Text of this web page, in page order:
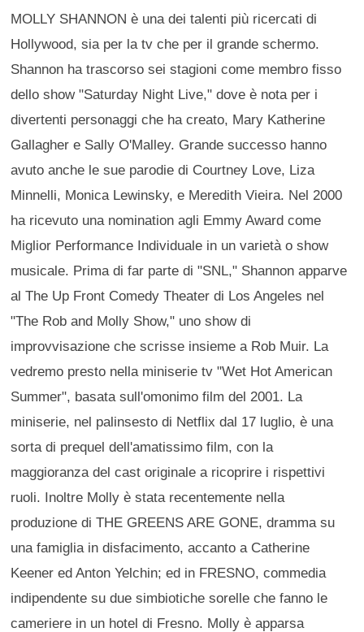
MOLLY SHANNON è una dei talenti più ricercati di
Hollywood, sia per la tv che per il grande schermo.
Shannon ha trascorso sei stagioni come membro fisso
dello show "Saturday Night Live," dove è nota per i
divertenti personaggi che ha creato, Mary Katherine
Gallagher e Sally O'Malley. Grande successo hanno
avuto anche le sue parodie di Courtney Love, Liza
Minnelli, Monica Lewinsky, e Meredith Vieira. Nel 2000
ha ricevuto una nomination agli Emmy Award come
Miglior Performance Individuale in un varietà o show
musicale. Prima di far parte di "SNL," Shannon apparve
al The Up Front Comedy Theater di Los Angeles nel
"The Rob and Molly Show," uno show di
improvvisazione che scrisse insieme a Rob Muir. La
vedremo presto nella miniserie tv "Wet Hot American
Summer", basata sull'omonimo film del 2001. La
miniserie, nel palinsesto di Netflix dal 17 luglio, è una
sorta di prequel dell'amatissimo film, con la
maggioranza del cast originale a ricoprire i rispettivi
ruoli. Inoltre Molly è stata recentemente nella
produzione di THE GREENS ARE GONE, dramma su
una famiglia in disfacimento, accanto a Catherine
Keener ed Anton Yelchin; ed in FRESNO, commedia
indipendente su due simbiotiche sorelle che fanno le
cameriere in un hotel di Fresno. Molly è apparsa